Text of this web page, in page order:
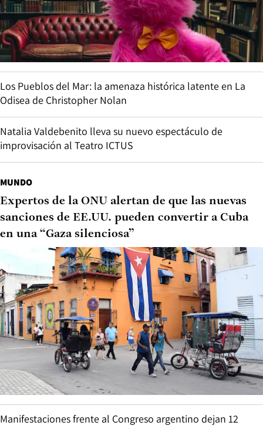
Los Pueblos del Mar: la amenaza histórica latente en La
Odisea de Christopher Nolan
Natalia Valdebenito lleva su nuevo espectáculo de
improvisación al Teatro ICTUS
MUNDO
Expertos de la ONU alertan de que las nuevas
sanciones de EE.UU. pueden convertir a Cuba
en una “Gaza silenciosa”
Manifestaciones frente al Congreso argentino dejan 12